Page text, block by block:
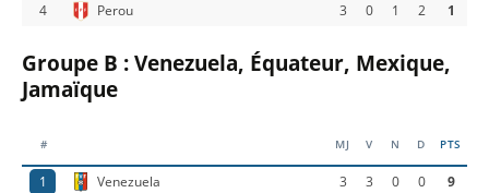
4
Perou 3 0 1 2 1
Groupe B : Venezuela, Équateur, Mexique,
Jamaïque
# MJ V N D PTS
1 Venezuela 3 3 0 0 9